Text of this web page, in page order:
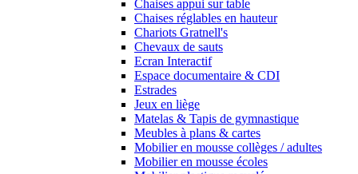
Chaises appui sur table
Chaises réglables en hauteur
Chariots Gratnell's
Chevaux de sauts
Ecran Interactif
Espace documentaire & CDI
Estrades
Jeux en liège
Matelas & Tapis de gymnastique
Meubles à plans & cartes
Mobilier en mousse collèges / adultes
Mobilier en mousse écoles